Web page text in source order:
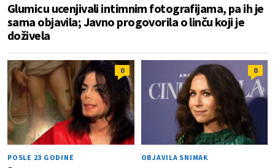
Glumicu ucenjivali intimnim fotografijama, pa ih je
sama objavila; Javno progovorila o linču koji je
doživela
0
POSLE 23 GODINE
0
OBJAVILA SNIMAK